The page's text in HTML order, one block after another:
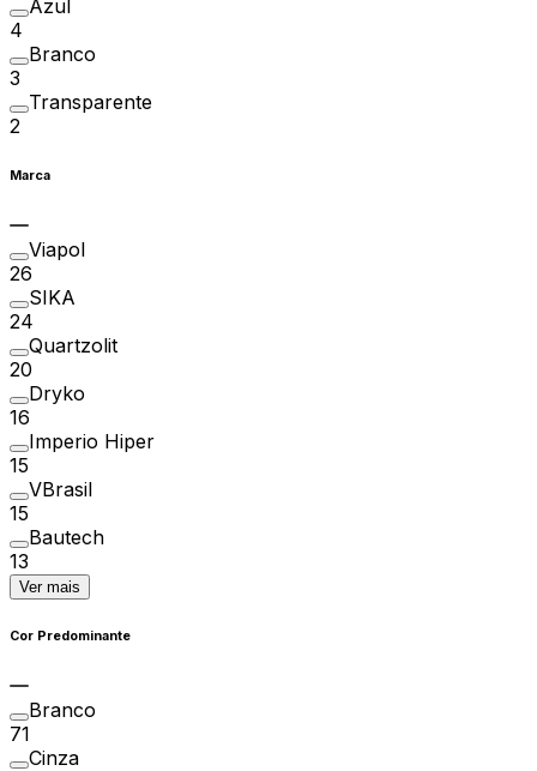
Azul
4
Branco
3
Transparente
2
Marca
Viapol
26
SIKA
24
Quartzolit
20
Dryko
16
Imperio Hiper
15
VBrasil
15
Bautech
13
Ver mais
Cor Predominante
Branco
71
Cinza